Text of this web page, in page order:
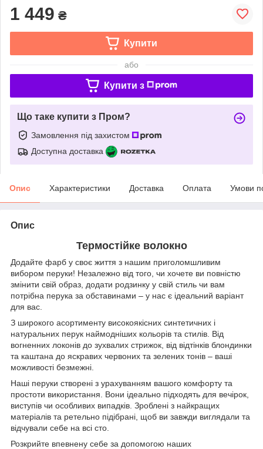
1 449 ₴
Купити
або
Купити з
Що таке купити з Пром?
Замовлення під захистом
Доступна доставка
Опис Характеристики Доставка Оплата Умови
Опис
Термостійке волокно
Додайте фарб у своє життя з нашим приголомшливим
вибором перуки! Незалежно від того, чи хочете ви повністю
змінити свій образ, додати родзинку у свій стиль чи вам
потрібна перука за обставинами – у нас є ідеальний варіант
для вас.
З широкого асортименту високоякісних синтетичних і
натуральних перук наймодніших кольорів та стилів. Від
вогненних локонів до зухвалих стрижок, від відтінків блондинки
та каштана до яскравих червоних та зелених тонів – ваші
можливості безмежні.
Наші перуки створені з урахуванням вашого комфорту та
простоти використання. Вони ідеально підходять для вечірок,
виступів чи особливих випадків. Зроблені з найкращих
матеріалів та ретельно підібрані, щоб ви завжди виглядали та
відчували себе на всі сто.
Розкрийте впевнену себе за допомогою наших